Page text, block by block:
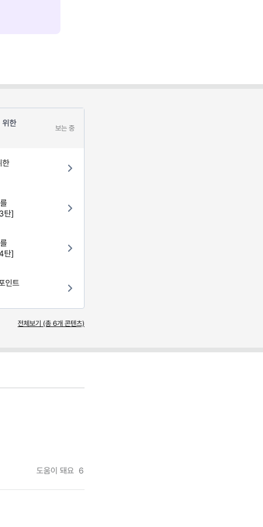
위한
보는 중
한
탄]
탄]
인트
전체보기 (총 6개 콘텐츠)
도움이 돼요 6